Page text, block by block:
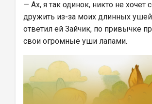
— Ах, я так одинок, никто не хочет
дружить из-за моих длинных
ответил ей Зайчик, по привычке
свои огромные уши лапами.